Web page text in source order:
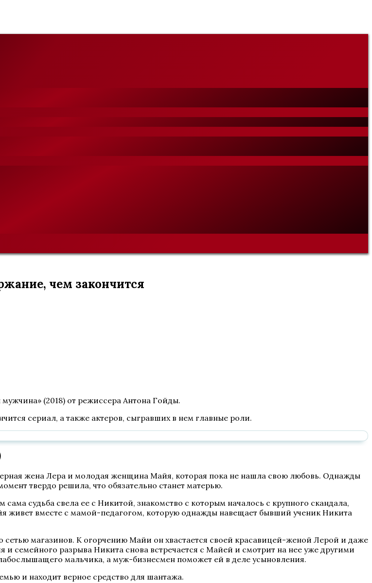
чем закончится
(2018) от режиссера Антона Гойды.
сериал, а также актеров, сыгравших в нем главные роли.
жена Лера и молодая женщина Майя, которая пока не нашла свою любовь. Однажды
твердо решила, что обязательно станет матерью.
судьба свела ее с Никитой, знакомство с которым началось с крупного скандала,
живет вместе с мамой-педагогом, которую однажды навещает бывший ученик Никита
магазинов. К огорчению Майи он хвастается своей красавицей-женой Лерой и даже
и семейного разрыва Никита снова встречается с Майей и смотрит на нее уже другими
мальчика, а муж-бизнесмен поможет ей в деле усыновления.
и находит верное средство для шантажа.